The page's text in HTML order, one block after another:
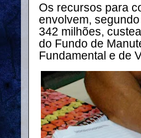
Os recursos para
envolvem,
342 milhões,
do Fundo de
Fundamental e de